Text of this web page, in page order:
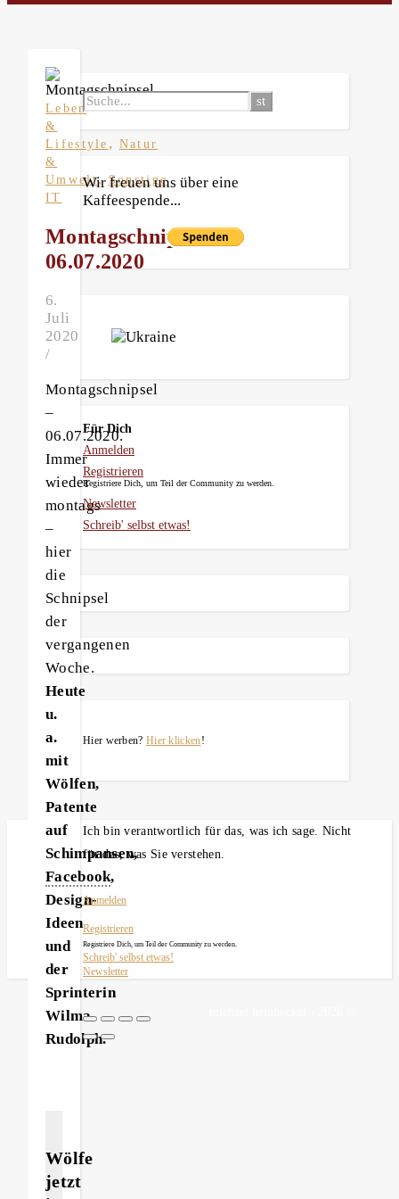
Leben
&
Lifestyle , Natur
&
Umwelt, Sonstige
IT
Montagschnipsel
06.07.2020
6.
Juli
2020
/
Montagschnipsel
–
06.07.2020.
Immer
wieder
montags
–
hier
die
Schnipsel
der
vergangenen
Woche.
Heute
u.
a.
mit
Wölfen,
Patente
auf
Schimpansen,
Facebook,
Design-
Ideen
und
der
Sprinterin
Wilma
Rudolph.
Wölfe
jetzt
Wir freuen uns über eine
Kaffeespende...
Für Dich
Anmelden
Registrieren
Registriere Dich, um Teil der Community zu werden.
Newsletter
Schreib' selbst etwas!
Hier werben? Hier klicken!
Ich bin verantwortlich für das, was ich sage. Nicht
für das, was Sie verstehen.
Anmelden
Registrieren
Registriere Dich, um Teil der Community zu werden.
Schreib' selbst etwas!
Newsletter